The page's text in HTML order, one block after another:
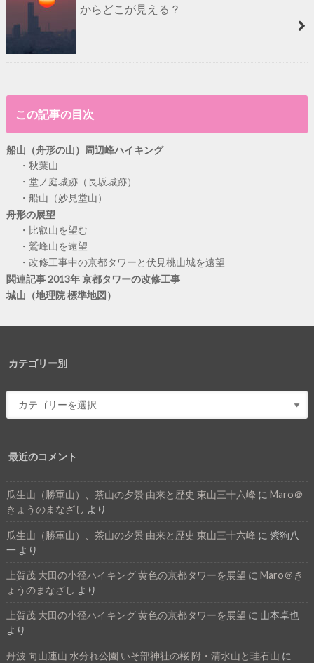
からどこが見える？
この記事の目次
船山（舟形の山）周辺峰ハイキング
秋葉山
堂ノ庭城跡（長坂城跡）
船山（妙見堂山）
舟形の展望
比叡山を望む
鷲峰山を遠望
改修工事中の京都タワーと伏見桃山城を遠望
関連記事 2013年 京都タワーの改修工事
城山（地理院 標準地図）
カテゴリー別
最近のコメント
瓜生山（勝軍山）、茶山の夕景 由来と歴史 東山三十六峰 に Maro＠
きょうのまなざし より
瓜生山（勝軍山）、茶山の夕景 由来と歴史 東山三十六峰 に 紫狗八
一 より
上賀茂 大田の小径ハイキング 黄色の京都タワーを展望 に Maro＠き
ょうのまなざし より
上賀茂 大田の小径ハイキング 黄色の京都タワーを展望 に 山本卓也
より
丹波 向山連山 水分れ公園 いそ部神社の桜 附・清水山と珪石山 に